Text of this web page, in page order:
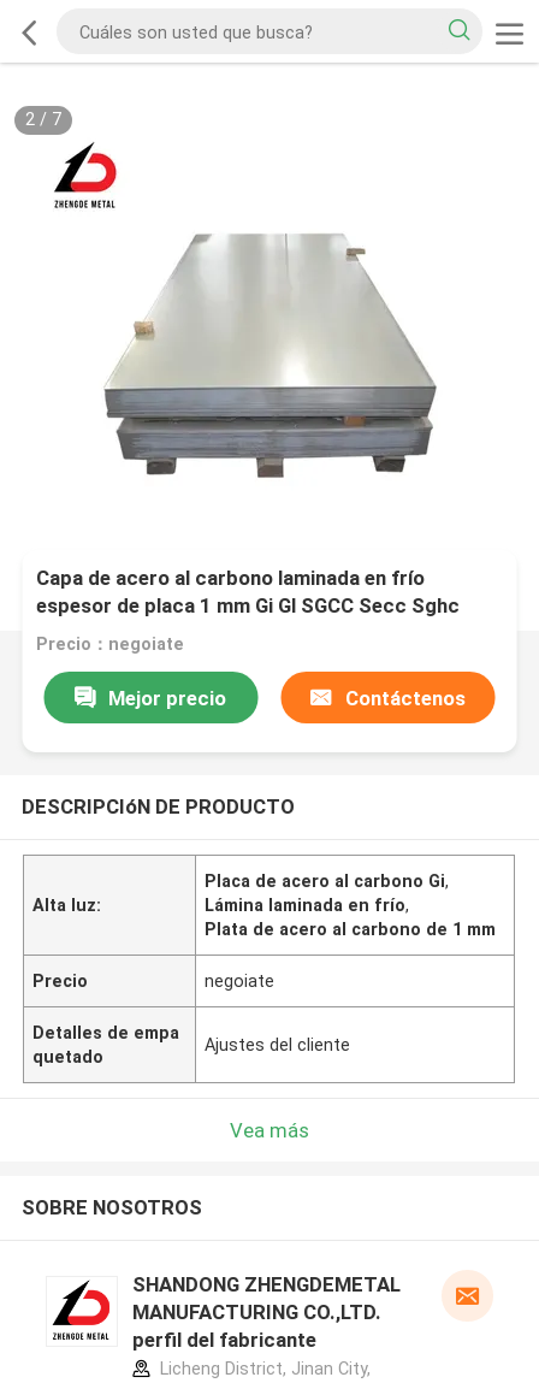
2/ 7
Capa de acero al carbono laminada en frío
espesor de placa 1 mm Gi Gl SGCC Secc Sghc
DC01 DC02
Precio：negoiate
Mejor precio Contáctenos
DESCRIPCIóN DE PRODUCTO
Alta luz:
Placa de acero al carbono Gi,
Lámina laminada en frío,
Plata de acero al carbono de 1 mm
Precio negoiate
Detalles de empa
quetado
Ajustes del cliente
Vea más
SOBRE NOSOTROS
SHANDONG ZHENGDEMETAL
MANUFACTURING CO.,LTD.
perfil del fabricante
Licheng District, Jinan City,